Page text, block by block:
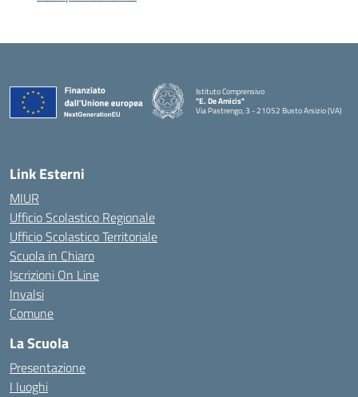
Istituto Comprensivo
"E. De Amicis"
Via Pastrengo, 3 - 21052 Busto Arsizio (VA)
Link Esterni
MIUR
Ufficio Scolastico Regionale
Ufficio Scolastico Territoriale
Scuola in Chiaro
Iscrizioni On Line
Invalsi
Comune
La Scuola
Presentazione
I luoghi